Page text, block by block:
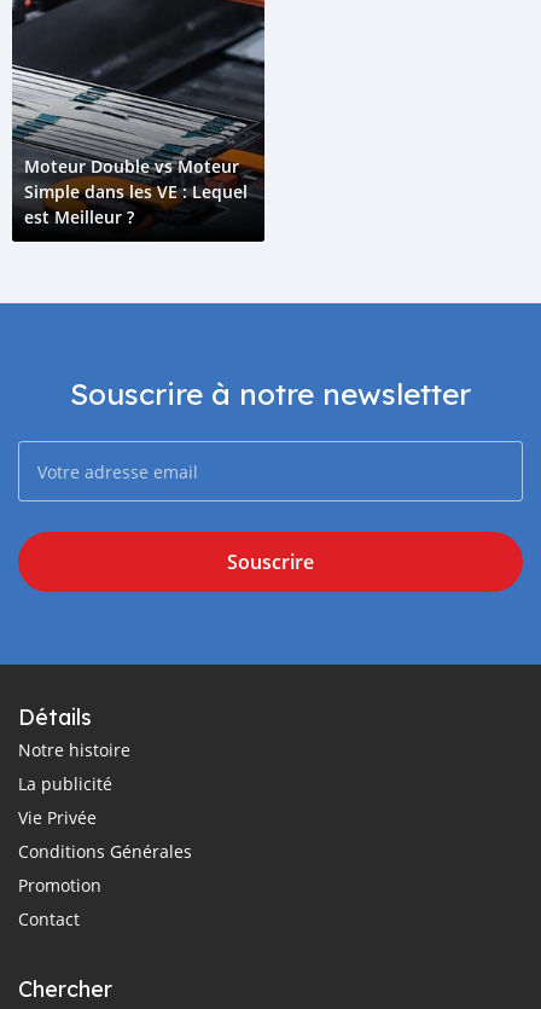
Moteur Double vs Moteur
Simple dans les VE : Lequel
est Meilleur ?
Souscrire à notre newsletter
Souscrire
Détails
Notre histoire
La publicité
Vie Privée
Conditions Générales
Promotion
Contact
Chercher